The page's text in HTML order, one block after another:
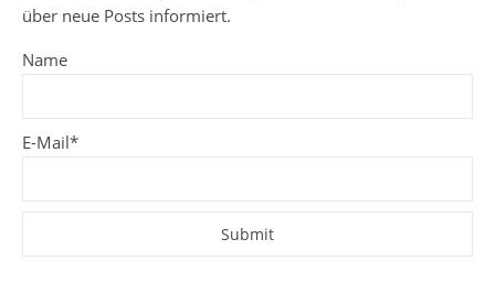
über neue Posts informiert.
Name
E-Mail*